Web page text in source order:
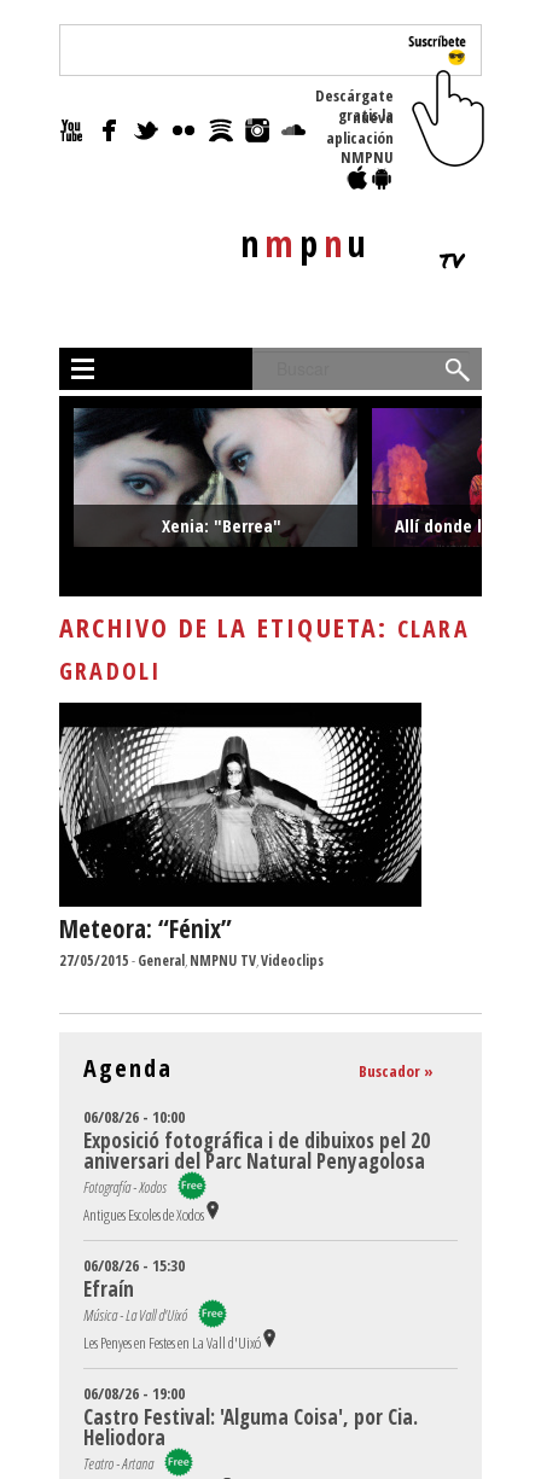
nm pnu tv
Descárgate
gratis la nueva
aplicación
NMPNU
Xenia: "Berrea" Allí donde la
ARCHIVO DE LA ETIQUETA: CLARA
GRADOLI
Meteora: “Fénix”
27/05/2015-General,NMPNU TV,Videoclips
Agenda Buscador »
06/08/26 - 10:00
Exposició fotográfica i de dibuixos pel 20
aniversari del Parc Natural Penyagolosa
Fotografía - Xodos
Antigues Escoles de Xodos
06/08/26 - 15:30
Efraín
Música - La Vall d'Uixó
Les Penyes en Festes en La Vall d'Uixó
06/08/26 - 19:00
Castro Festival: 'Alguma Coisa', por Cia.
Heliodora
Teatro - Artana